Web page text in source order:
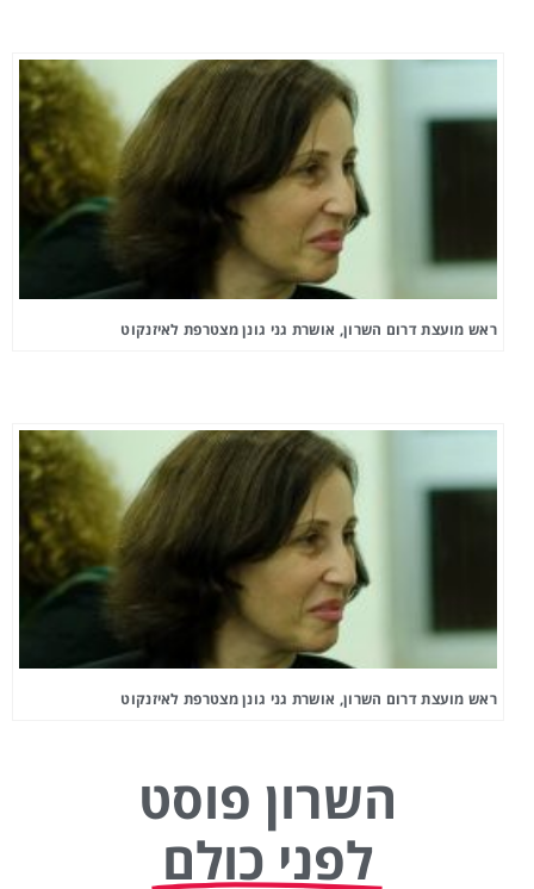
ראש מועצת דרום השרון, אושרת גני גונן מצטרפת לאיזנקוט
ראש מועצת דרום השרון, אושרת גני גונן מצטרפת לאיזנקוט
השרון פוסט
לפני כולם